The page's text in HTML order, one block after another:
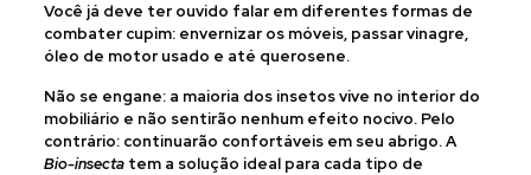
Você já deve ter ouvido falar em diferentes formas de
combater cupim: envernizar os móveis, passar vinagre,
óleo de motor usado e até querosene.
Não se engane: a maioria dos insetos vive no interior do
mobiliário e não sentirão nenhum efeito nocivo. Pelo
contrário: continuarão confortáveis em seu abrigo. A
Bio-insecta tem a solução ideal para cada tipo de